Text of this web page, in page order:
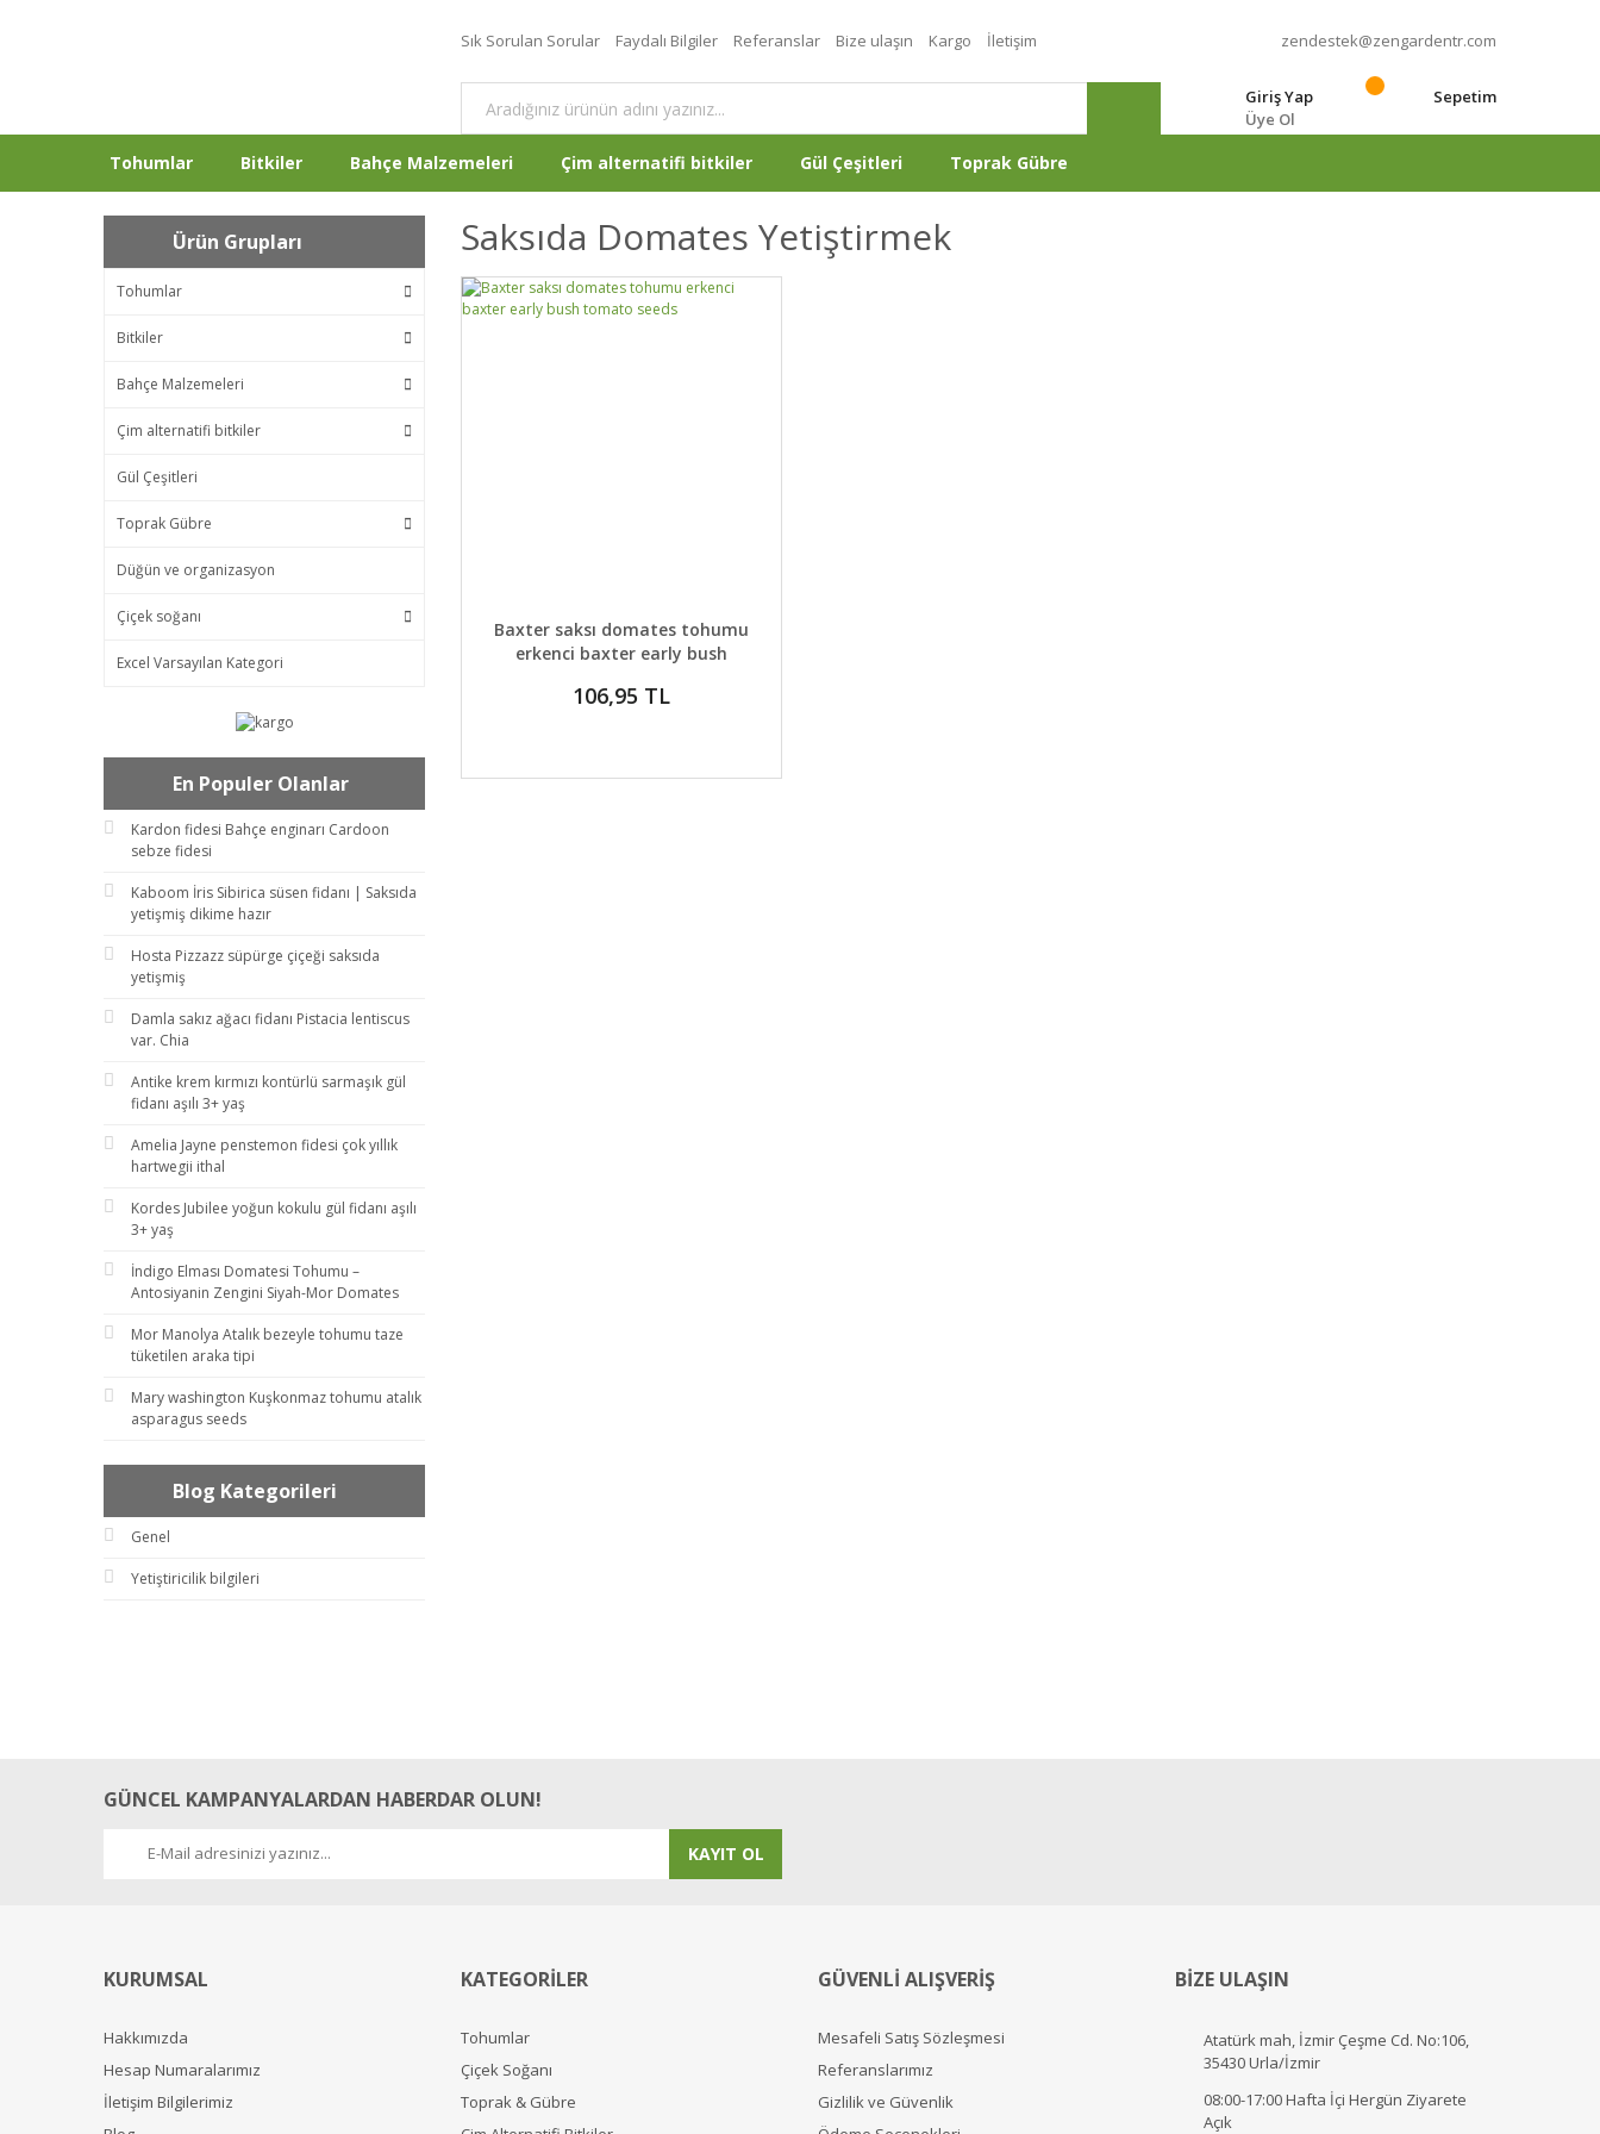
Sık Sorulan Sorular Faydalı Bilgiler Referanslar Bize ulaşın Kargo İletişim zendestek@zengardentr.com
Giriş Yap
Üye Ol
Sepetim
Tohumlar Bitkiler Bahçe Malzemeleri Çim alternatifi bitkiler Gül Çeşitleri Toprak Gübre
Ürün Grupları
Tohumlar
Bitkiler
Bahçe Malzemeleri
Çim alternatifi bitkiler
Gül Çeşitleri
Toprak Gübre
Düğün ve organizasyon
Çiçek soğanı
Excel Varsayılan Kategori
En Populer Olanlar
Kardon fidesi Bahçe enginarı Cardoon
sebze fidesi
Kaboom İris Sibirica süsen fidanı | Saksıda
yetişmiş dikime hazır
Hosta Pizzazz süpürge çiçeği saksıda
yetişmiş
Damla sakız ağacı fidanı Pistacia lentiscus
var. Chia
Antike krem kırmızı kontürlü sarmaşık gül
fidanı aşılı 3+ yaş
Amelia Jayne penstemon fidesi çok yıllık
hartwegii ithal
Kordes Jubilee yoğun kokulu gül fidanı aşılı
3+ yaş
İndigo Elması Domatesi Tohumu –
Antosiyanin Zengini Siyah-Mor Domates
Mor Manolya Atalık bezeyle tohumu taze
tüketilen araka tipi
Mary washington Kuşkonmaz tohumu atalık
asparagus seeds
Blog Kategorileri
Genel
Yetiştiricilik bilgileri
Saksıda Domates Yetiştirmek
DETAYLAR SEPETE EKLE
Baxter saksı domates tohumu
erkenci baxter early bush
106,95 TL
GÜNCEL KAMPANYALARDAN HABERDAR OLUN!
KAYIT OL
KURUMSAL
Hakkımızda
Hesap Numaralarımız
İletişim Bilgilerimiz
KATEGORİLER
Tohumlar
Çiçek Soğanı
Toprak & Gübre
GÜVENLİ ALIŞVERİŞ
Mesafeli Satış Sözleşmesi
Referanslarımız
Gizlilik ve Güvenlik
BİZE ULAŞIN
Atatürk mah, İzmir Çeşme Cd. No:106,
35430 Urla/İzmir
08:00-17:00 Hafta İçi Hergün Ziyarete
Açık